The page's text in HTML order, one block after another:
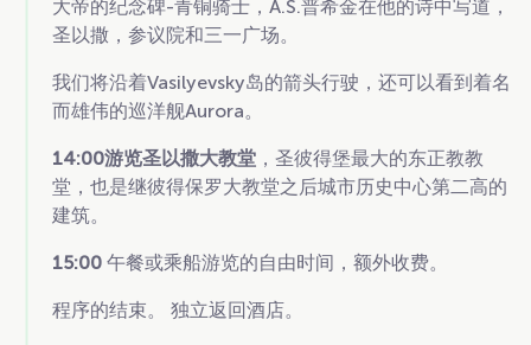
大帝的纪念碑-青铜骑士，A.S.普希金在他的诗中写道，
圣以撒，参议院和三一广场。
我们将沿着Vasilyevsky岛的箭头行驶，还可以看到着名
而雄伟的巡洋舰Aurora。
14:00游览圣以撒大教堂 ，圣彼得堡最大的东正教教
堂，也是继彼得保罗大教堂之后城市历史中心第二高的
建筑。
15:00 午餐或乘船游览的自由时间，额外收费。
程序的结束。 独立返回酒店。